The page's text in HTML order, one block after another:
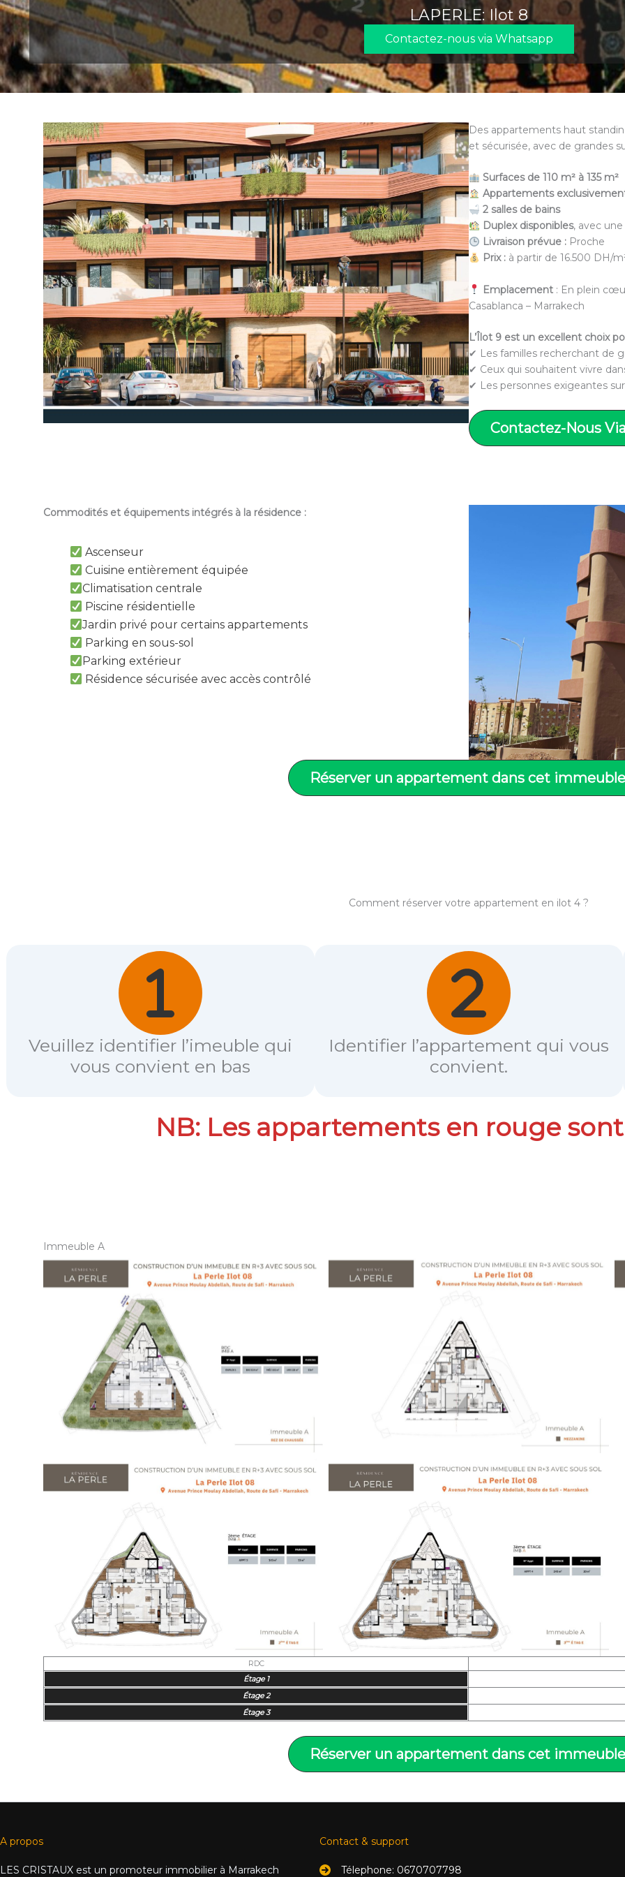
LAPERLE: Ilot 8
Contactez-nous via Whatsapp
Des appartements haut
et sécurisée, avec de grandes
Surfaces de 110 m² à 135 m²
Appartements
2 salles de bains
Duplex disponibles, avec
Livraison prévue :Proche
Prix :à partir de 16.500 DH/
Emplacement: En plein
Casablanca – Marrakech
L’Îlot 9 est un excellent choix
✔ Les familles recherchant de
✔ Ceux qui souhaitent vivre
✔ Les personnes exigeantes
Contactez-Nous
Commodités et équipements intégrés à la résidence :
Ascenseur
Cuisine entièrement équipée
Climatisation centrale
Piscine résidentielle
Jardin privé pour certains appartements
Parking en sous-sol
Parking extérieur
Résidence sécurisée avec accès contrôlé
Réserver un appartement dans cet
Comment réserver votre appartement en ilot 4 ?
Veuillez identifier l’imeuble qui
vous convient en bas
Identifier l’appartement qui vous
convient.
NB: Les appartements en rouge
Immeuble A
RDC
Étage 1
Étage 2
Étage 3
Réserver un appartement dans cet
A propos
LES CRISTAUX est un promoteur immobilier à Marrakech
Contact & support
Télephone: 0670707798